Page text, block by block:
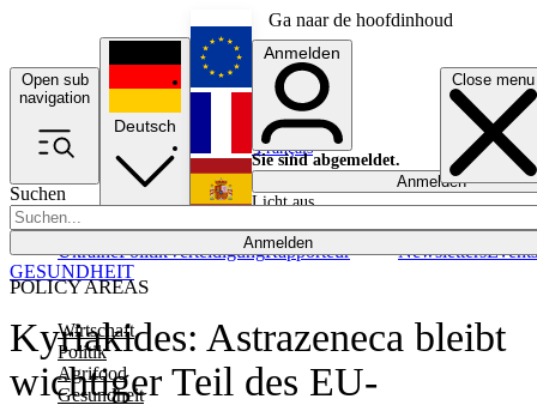
Ga naar de hoofdinhoud
Open sub
navigation
Close menu
Suchen
Anmelden
POLICY AREAS
Wirtschaft
Politik
Agrifood
Gesundheit
UkrainePolitikVerteidigungRapporteur NewslettersEvents
Deutsch
English
Français
Anmelden
Sie sind abgemeldet.
Anmelden
Licht aus
Kyriakides: Astrazeneca bleibt
wichtiger Teil des EU-
GESUNDHEIT